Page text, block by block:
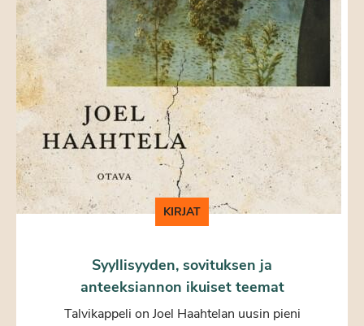
KIRJAT
Syyllisyyden, sovituksen ja
anteeksiannon ikuiset teemat
Talvikappeli on Joel Haahtelan uusin pieni